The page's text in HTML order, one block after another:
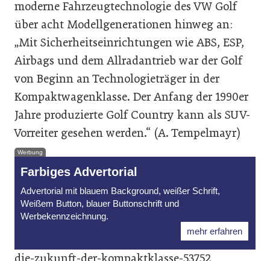
moderne Fahrzeugtechnologie des VW Golf
über acht Modellgenerationen hinweg an:
„Mit Sicherheitseinrichtungen wie ABS, ESP,
Airbags und dem Allradantrieb war der Golf
von Beginn an Technologieträger in der
Kompaktwagenklasse. Der Anfang der 1990er
Jahre produzierte Golf Country kann als SUV-
Vorreiter gesehen werden.“ (A. Tempelmayr)
Werbung
Farbiges Advertorial
Advertorial mit blauem Background, weißer Schrift,
Weißem Button, blauer Buttonschrift und
Werbekennzeichnung.
mehr erfahren